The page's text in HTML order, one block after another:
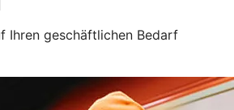
Ihren geschäftlichen Bedarf